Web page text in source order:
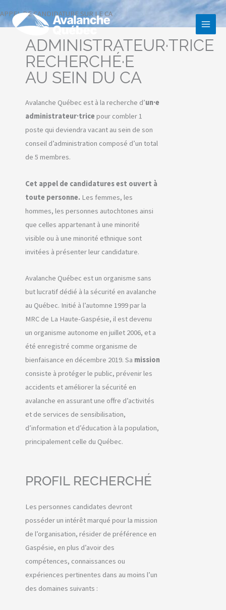
au
APPEL DE CANDIDATURE SUR LE CA
ADMINISTRATEUR·TRICE
RECHERCHÉ·E
AU SEIN DU CA
Avalanche Québec est à la recherche d’un·e
administrateur·trice pour combler 1
poste qui deviendra vacant au sein de son
conseil d’administration composé d’un total
de 5 membres.
Cet appel de candidatures est ouvert à
toute personne. Les femmes, les
hommes, les personnes autochtones ainsi
que celles appartenant à une minorité
visible ou à une minorité ethnique sont
invitées à présenter leur candidature.
Avalanche Québec est un organisme sans
but lucratif dédié à la sécurité en avalanche
au Québec. Initié à l’automne 1999 par la
MRC de La Haute-Gaspésie, il est devenu
un organisme autonome en juillet 2006, et a
été enregistré comme organisme de
bienfaisance en décembre 2019. Sa mission
consiste à protéger le public, prévenir les
accidents et améliorer la sécurité en
avalanche en assurant une offre d’activités
et de services de sensibilisation,
d’information et d’éducation à la population,
principalement celle du Québec.
PROFIL RECHERCHÉ
Les personnes candidates devront
posséder un intérêt marqué pour la mission
de l’organisation, résider de préférence en
Gaspésie, en plus d’avoir des
compétences, connaissances ou
expériences pertinentes dans au moins l’un
des domaines suivants :